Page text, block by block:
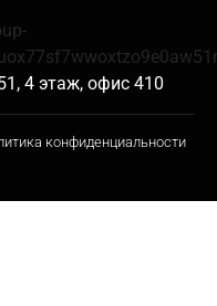
4 этаж, офис 410
конфиденциальности